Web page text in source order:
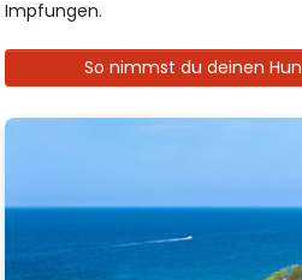
Impfungen.
So nimmst du deinen